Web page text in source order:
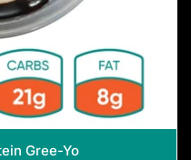
Gree-Yo